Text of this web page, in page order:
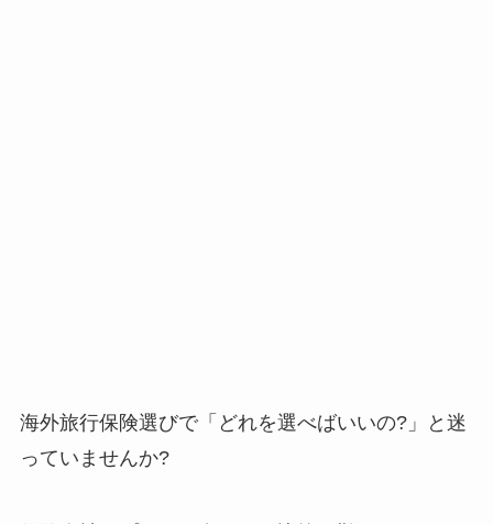
海外旅行保険選びで「どれを選べばいいの?」と迷
っていませんか?